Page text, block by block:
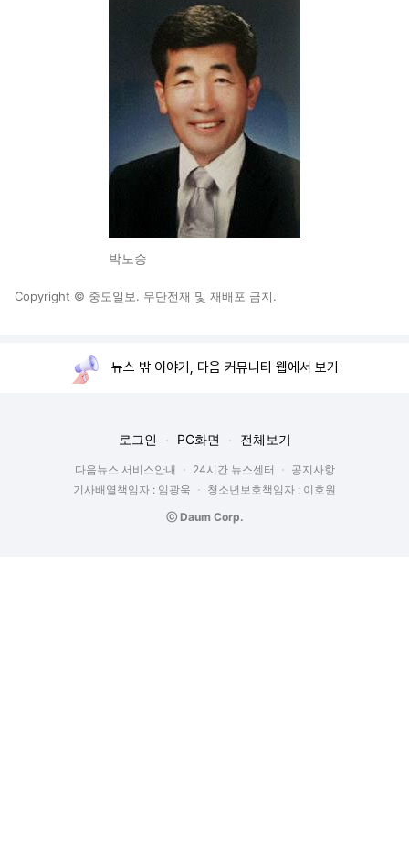
박노승
Copyright © 중도일보. 무단전재 및 재배포 금지.
뉴스 밖 이야기, 다음 커뮤니티 웹에서 보기
로그인 PC화면 전체보기
다음뉴스 서비스안내 24시간 뉴스센터
공지사항
기사배열책임자 : 임광욱
청소년보호책임자 : 이호원
ⓒ Daum Corp.